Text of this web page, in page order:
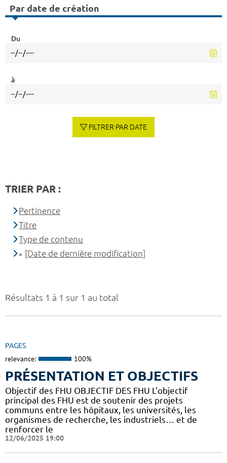
Résultats 1 à 1 sur 1 au total
PAGES
relevance: 100%
PRÉSENTATION ET OBJECTIFS
Objectif des FHU OBJECTIF DES FHU L’objectif
principal des FHU est de soutenir des projets
communs entre les hôpitaux, les universités, les
organismes de recherche, les industriels… et de
renforcer le
12/06/2025 19:00
Par date de création
Du
à
FILTRER PAR DATE
TRIER PAR :
Pertinence
Titre
Type de contenu
[Date de dernière modification]